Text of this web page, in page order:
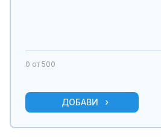
0 от 500
ДОБАВИ